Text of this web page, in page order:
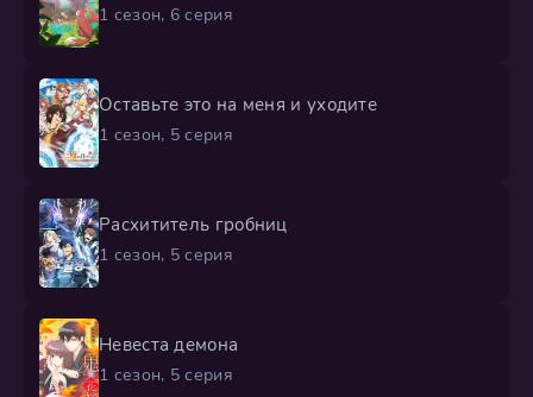
1 сезон, 6 серия
Оставьте это на меня и уходите
1 сезон, 5 серия
Расхититель гробниц
1 сезон, 5 серия
Невеста демона
1 сезон, 5 серия